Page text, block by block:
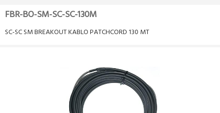
FBR-BO-SM-SC-SC-130M
SC-SC SM BREAKOUT KABLO PATCHCORD 130 MT